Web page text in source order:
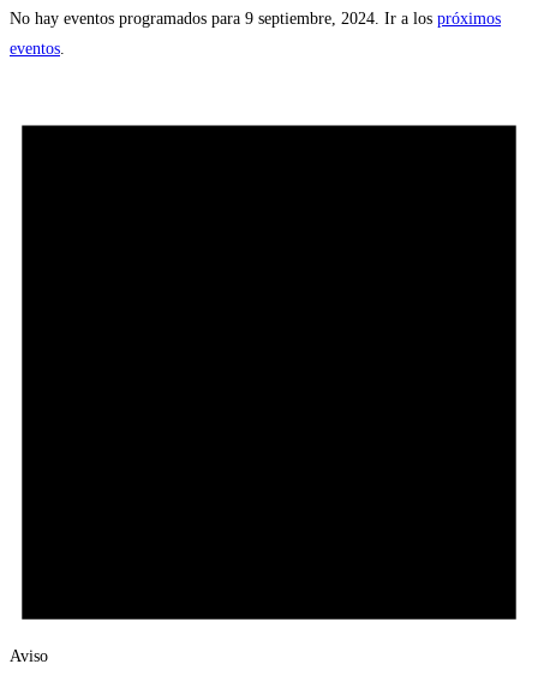
No hay eventos programados para 9 septiembre, 2024. Ir a los próximos
eventos.
Aviso